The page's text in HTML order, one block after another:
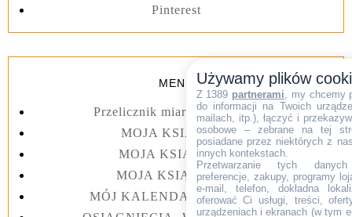
Pinterest
MENU
Przelicznik miar kuchennych
MOJA KSIĄŻKA I
MOJA KSIĄŻKA II
MOJA KSIĄŻKA III
MÓJ KALENDARZ 2023 rok
Używamy plików
Z 1389 partnerami, my chcemy
do informacji na Twoich
mailach, itp.), łączyć i
osobowe – zebrane na tej
posiadane przez niektórych z
innych kontekstach.
Przetwarzanie tych danych
preferencje, zakupy, programy
e-mail, telefon, dokładna
oferować Ci usługi, treści,
urządzeniach i ekranach (w tym